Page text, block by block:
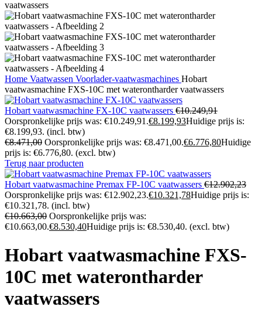
Home Vaatwassen Voorlader-vaatwasmachines Hobart
vaatwasmachine FXS-10C met waterontharder vaatwassers
Hobart vaatwasmachine FX-10C vaatwassers €10.249,91
Oorspronkelijke prijs was: €10.249,91.€8.199,93Huidige prijs is:
€8.199,93. (incl. btw)
€8.471,00 Oorspronkelijke prijs was: €8.471,00.€6.776,80Huidige
prijs is: €6.776,80. (excl. btw)
Terug naar producten
Hobart vaatwasmachine Premax FP-10C vaatwassers €12.902,23
Oorspronkelijke prijs was: €12.902,23.€10.321,78Huidige prijs is:
€10.321,78. (incl. btw)
€10.663,00 Oorspronkelijke prijs was:
€10.663,00.€8.530,40Huidige prijs is: €8.530,40. (excl. btw)
Hobart vaatwasmachine FXS-
10C met waterontharder
vaatwassers